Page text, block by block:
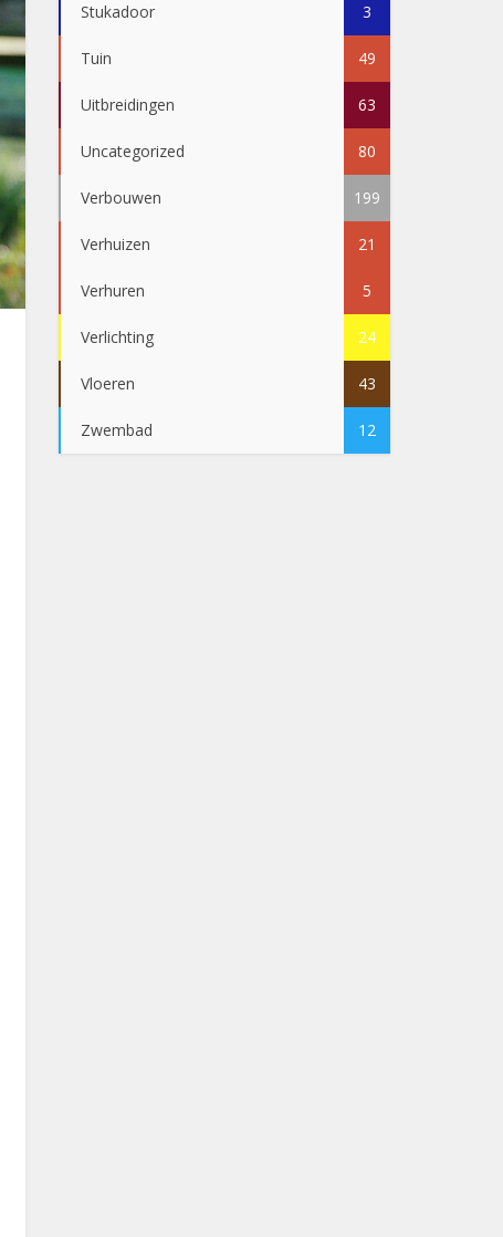
Stukadoor 3
Tuin 49
Uitbreidingen 63
Uncategorized 80
Verbouwen 199
Verhuizen 21
Verhuren 5
Verlichting 24
Vloeren 43
Zwembad 12